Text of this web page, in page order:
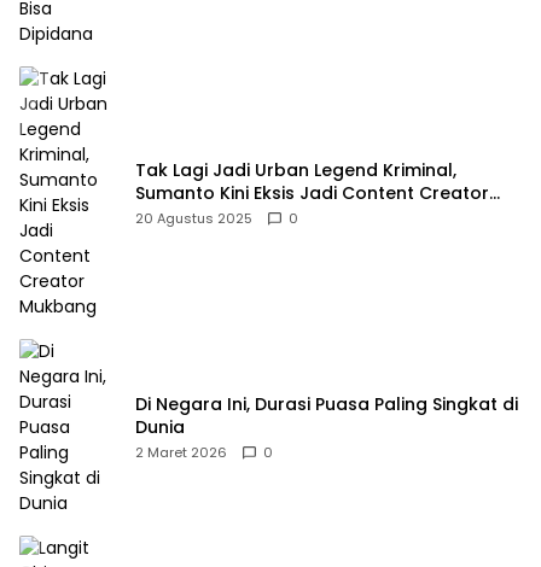
Tak Lagi Jadi Urban Legend Kriminal,
Sumanto Kini Eksis Jadi Content Creator
Mukbang
20 Agustus 2025 0
Di Negara Ini, Durasi Puasa Paling Singkat di
Dunia
2 Maret 2026 0